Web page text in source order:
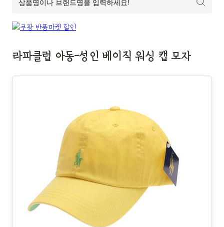
라파클럽 아동-성인 베이직 워싱 캡 모자